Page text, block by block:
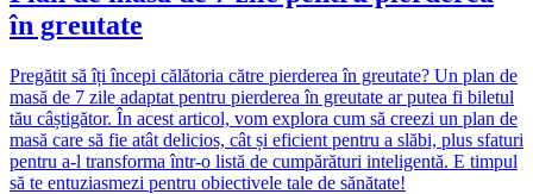
în greutate
Pregătit să îți începi călătoria către pierderea în greutate? Un plan de
masă de 7 zile adaptat pentru pierderea în greutate ar putea fi biletul
tău câștigător. În acest articol, vom explora cum să creezi un plan de
masă care să fie atât delicios, cât și eficient pentru a slăbi, plus sfaturi
pentru a-l transforma într-o listă de cumpărături inteligentă. E timpul
să te entuziasmezi pentru obiectivele tale de sănătate!